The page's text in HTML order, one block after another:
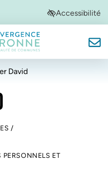
onglet)onglet)
un nouvel onglet)Accessibilité
Garonne
David
/
PERSONNELS ET